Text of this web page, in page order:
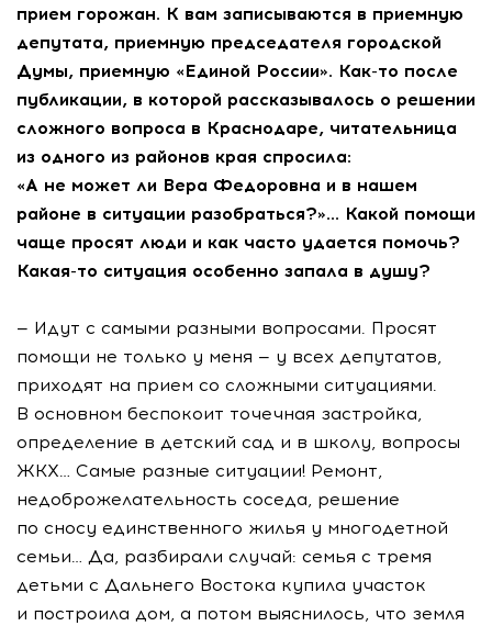
прием горожан. К вам записываются в приемную
депутата, приемную председателя городской
Думы, приемную «Единой России». Как-то после
публикации, в которой рассказывалось о решении
сложного вопроса в Краснодаре, читательница
из одного из районов края спросила:
«А не может ли Вера Федоровна и в нашем
районе в ситуации разобраться?»… Какой помощи
чаще просят люди и как часто удается помочь?
Какая-то ситуация особенно запала в душу?
— Идут с самыми разными вопросами. Просят
помощи не только у меня — у всех депутатов,
приходят на прием со сложными ситуациями.
В основном беспокоит точечная застройка,
определение в детский сад и в школу, вопросы
ЖКХ… Самые разные ситуации! Ремонт,
недоброжелательность соседа, решение
по сносу единственного жилья у многодетной
семьи… Да, разбирали случай: семья с тремя
детьми с Дальнего Востока купила участок
и построила дом, а потом выяснилось, что земля